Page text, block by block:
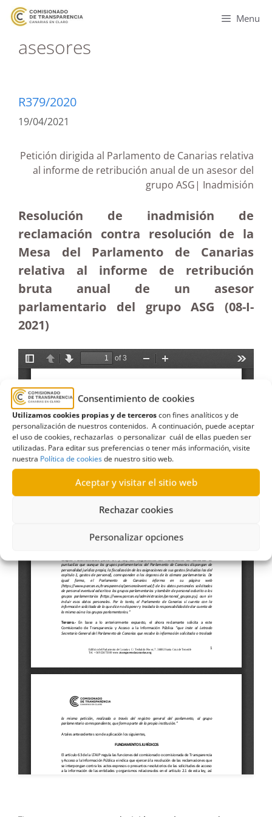
Consentimiento de cookies
Utilizamos cookies propias y de terceroscon fines analíticos y de
personalización de nuestros contenidos. A continuación, puede aceptar
el uso de cookies, rechazarlas o personalizar cuál de ellas pueden ser
utilizadas. Para editar sus preferencias o tener más información, visite
nuestra Política de cookiesde nuestro sitio web.
Aceptar y visitar el sitio web
Rechazar cookies
Personalizar opciones
Menu
asesores
R379/2020
19/04/2021
Petición dirigida al Parlamento de Canarias relativa
al informe de retribución anual de un asesor del
grupo ASG| Inadmisión
Resolución de inadmisión de
reclamación contra resolución de la
Mesa del Parlamento de Canarias
relativa al informe de retribución
bruta anual de un asesor
parlamentario del grupo ASG (08-I-
2021)